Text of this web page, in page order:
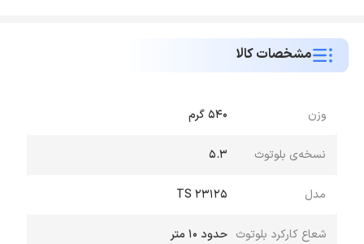
مشخصات کالا
وزن 540 گرم
نسخه‌ی بلوتوث 5.3
مدل TS 23125
شعاع کارکرد بلوتوث حدود 10 متر